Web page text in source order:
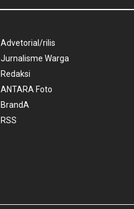
Advetorial/rilis
Jurnalisme Warga
Redaksi
ANTARA Foto
BrandA
RSS